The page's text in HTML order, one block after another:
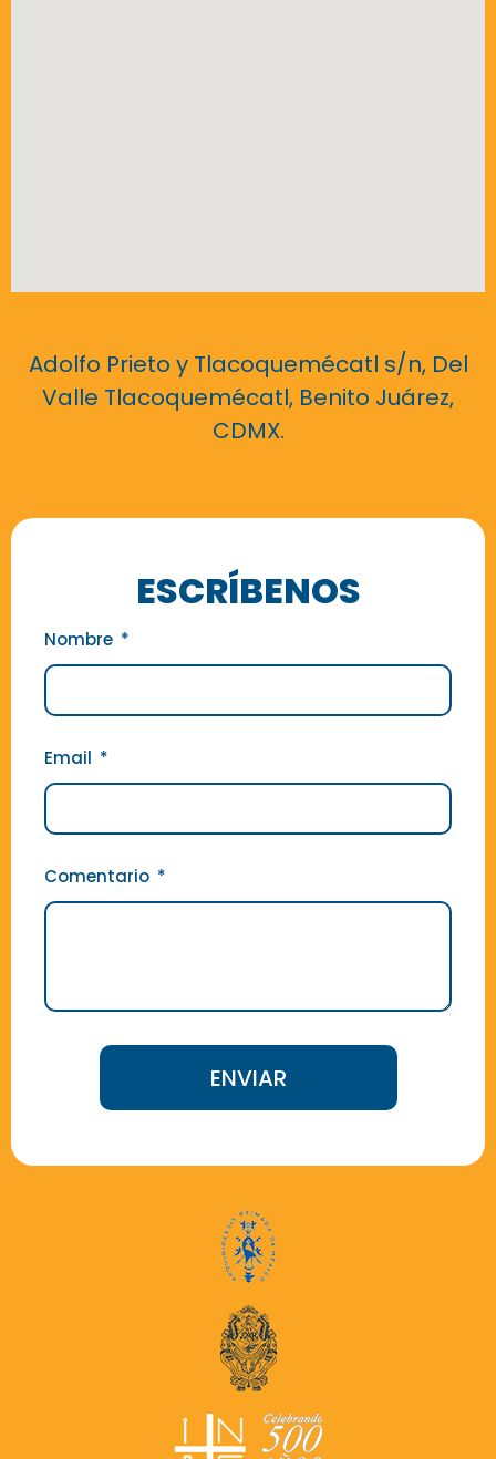
Adolfo Prieto y Tlacoquemécatl s/n, Del
Valle Tlacoquemécatl, Benito Juárez,
CDMX.
ESCRÍBENOS
Nombre
Email
Comentario
ENVIAR